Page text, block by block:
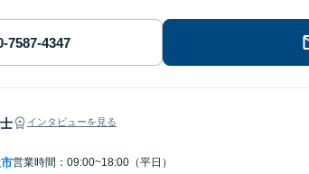
インタビューを見る
営業時間：09:00~18:00（平日）